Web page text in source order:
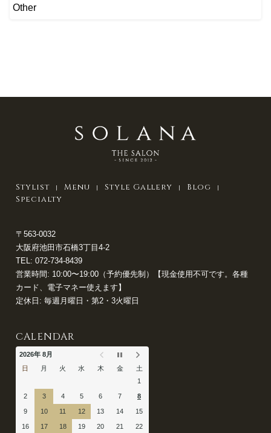
Other
Stylist Menu Style Gallery
Blog
Specialty
〒563-0032
大阪府池田市石橋3丁目4-2
TEL: 072-734-8439
営業時間: 10:00〜19:00（予約優先制）【現金使用不可です。各種
カード、電子マネー使えます】
定休日: 毎週月曜日・第2・3火曜日
CALENDAR
2026年 8月
日
月 火 水 木 金
土
1
2 3 4 5 6 7 8
9 10 11 12 13 14 15
16 17 18 19 20 21 22